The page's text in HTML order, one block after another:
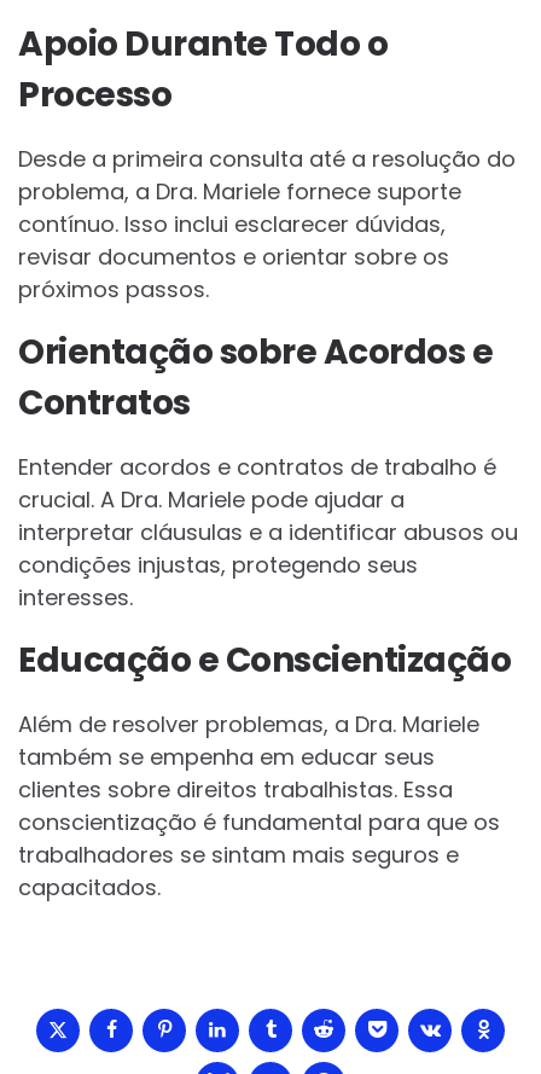
Apoio Durante Todo o
Processo
Desde a primeira consulta até a resolução do
problema, a Dra. Mariele fornece suporte
contínuo. Isso inclui esclarecer dúvidas,
revisar documentos e orientar sobre os
próximos passos.
Orientação sobre Acordos e
Contratos
Entender acordos e contratos de trabalho é
crucial. A Dra. Mariele pode ajudar a
interpretar cláusulas e a identificar abusos ou
condições injustas, protegendo seus
interesses.
Educação e Conscientização
Além de resolver problemas, a Dra. Mariele
também se empenha em educar seus
clientes sobre direitos trabalhistas. Essa
conscientização é fundamental para que os
trabalhadores se sintam mais seguros e
capacitados.